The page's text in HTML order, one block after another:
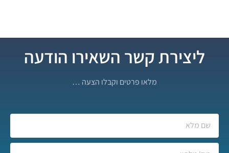
ליצירת קשר השאירו הודעה
מלאו פרטים וקבלו הצעה …